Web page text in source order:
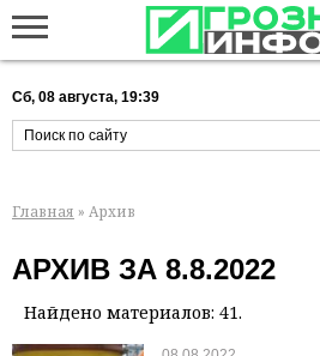
Сб, 08 августа, 19:39
Главная » Архив
АРХИВ ЗА 8.8.2022
Найдено материалов: 41.